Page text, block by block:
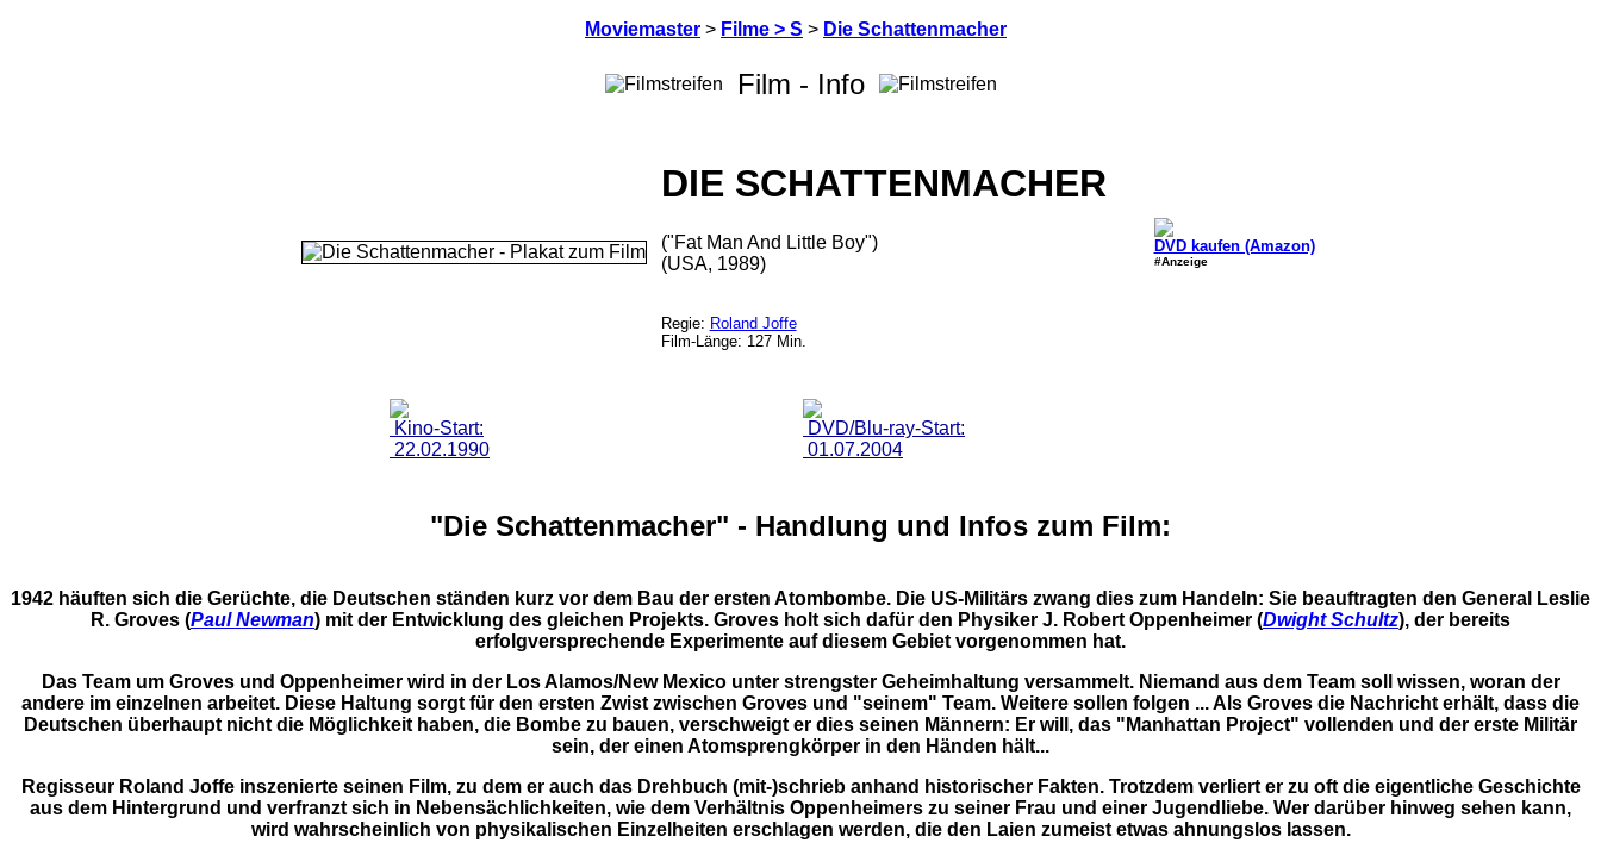
Moviemaster > Filme > S > Die Schattenmacher
Film - Info
DIE SCHATTENMACHER
("Fat Man And Little Boy")
(USA, 1989)
Regie: Roland Joffe
Film-Länge: 127 Min.
DVD kaufen (Amazon)
#Anzeige
Kino-Start:
22.02.1990
DVD/Blu-ray-Start:
01.07.2004
"Die Schattenmacher" - Handlung und Infos zum Film:
1942 häuften sich die Gerüchte, die Deutschen ständen kurz vor dem Bau der ersten Atombombe. Die US-Militärs zwang dies zum Handeln: Sie beauftragten den General Leslie
R. Groves (Paul Newman) mit der Entwicklung des gleichen Projekts. Groves holt sich dafür den Physiker J. Robert Oppenheimer (Dwight Schultz), der bereits
erfolgversprechende Experimente auf diesem Gebiet vorgenommen hat.
Das Team um Groves und Oppenheimer wird in der Los Alamos/New Mexico unter strengster Geheimhaltung versammelt. Niemand aus dem Team soll wissen, woran der
andere im einzelnen arbeitet. Diese Haltung sorgt für den ersten Zwist zwischen Groves und "seinem" Team. Weitere sollen folgen ... Als Groves die Nachricht erhält, dass die
Deutschen überhaupt nicht die Möglichkeit haben, die Bombe zu bauen, verschweigt er dies seinen Männern: Er will, das "Manhattan Project" vollenden und der erste Militär
sein, der einen Atomsprengkörper in den Händen hält...
Regisseur Roland Joffe inszenierte seinen Film, zu dem er auch das Drehbuch (mit-)schrieb anhand historischer Fakten. Trotzdem verliert er zu oft die eigentliche Geschichte
aus dem Hintergrund und verfranzt sich in Nebensächlichkeiten, wie dem Verhältnis Oppenheimers zu seiner Frau und einer Jugendliebe. Wer darüber hinweg sehen kann,
wird wahrscheinlich von physikalischen Einzelheiten erschlagen werden, die den Laien zumeist etwas ahnungslos lassen.